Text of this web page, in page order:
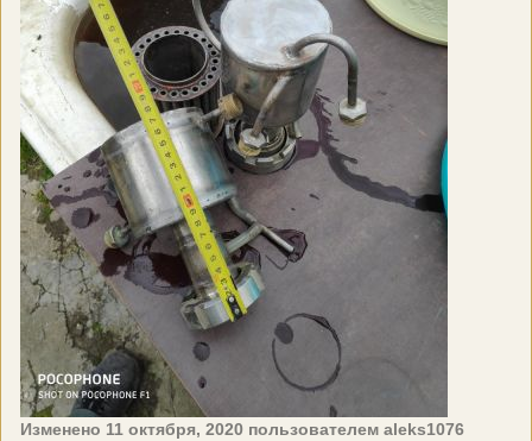
Изменено 11 октября, 2020 пользователем aleks1076